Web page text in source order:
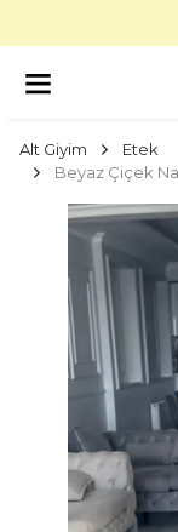
Alt Giyim
Etek
Beyaz Çiçek